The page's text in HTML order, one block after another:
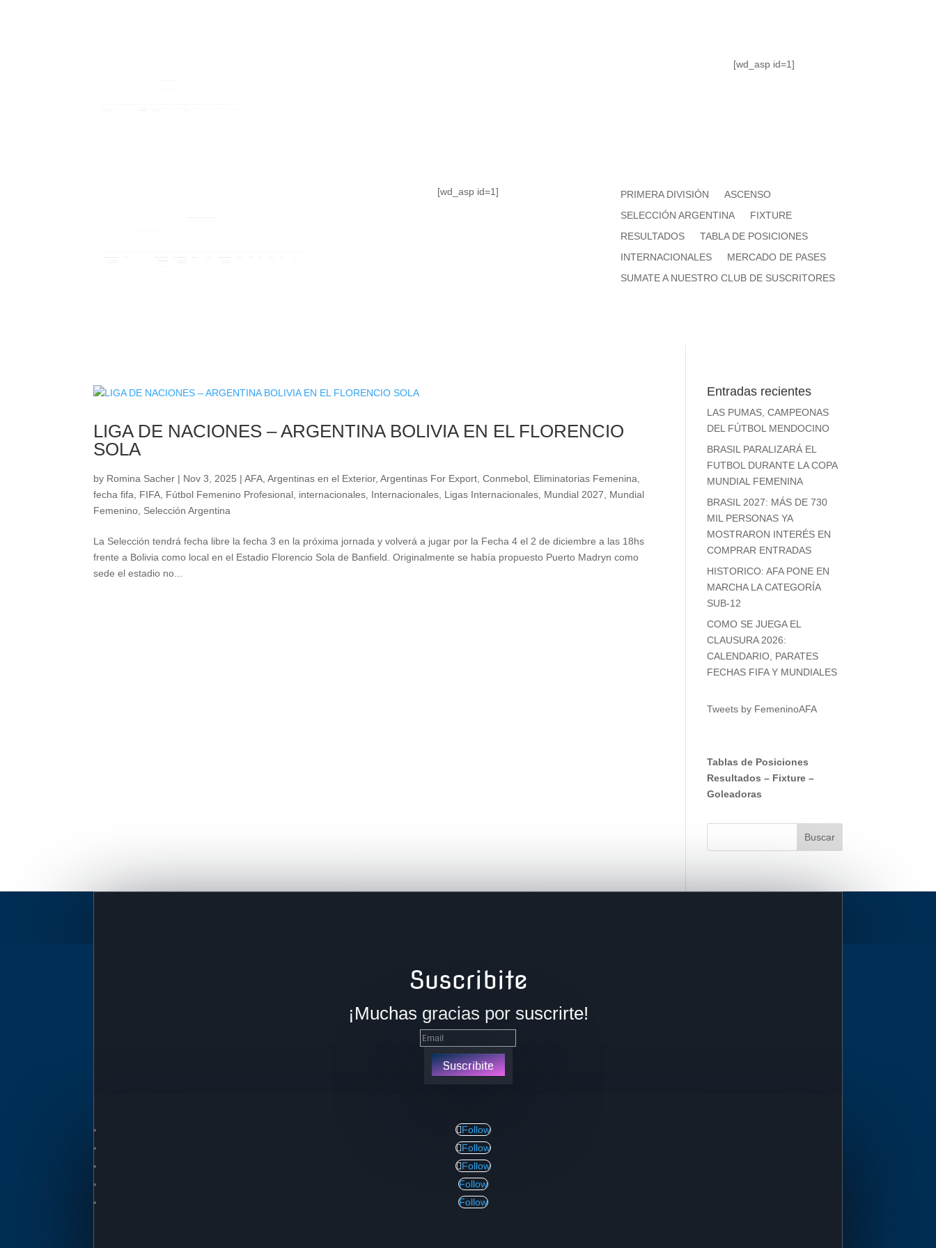
[wd_asp id=1]
[wd_asp id=1] PRIMERA DIVISIÓN
ASCENSO
SELECCIÓN ARGENTINA
FIXTURE
RESULTADOS
TABLA DE POSICIONES
INTERNACIONALES
MERCADO DE PASES
SUMATE A NUESTRO CLUB DE SUSCRITORES
LIGA DE NACIONES – ARGENTINA BOLIVIA EN EL FLORENCIO
SOLA
by Romina Sacher | Nov 3, 2025 |AFA ,Argentinas en el Exterior,Argentinas For Export ,Conmebol Eliminatorias Femenina
fecha fifa
FIFA Fútbol Femenino Profesional internacionales Internacionales Ligas Internacionales Mundial 2027
Mundial
Femenino Selección Argentina
La Selección tendrá fecha libre la fecha 3 en la próxima jornada y volverá a jugar por la Fecha 4 el 2 de diciembre a las 18hs
frente a Bolivia como local en el Estadio Florencio Sola de Banfield. Originalmente se había propuesto Puerto Madryn como
sede el estadio no...
Entradas recientes
LAS PUMAS, CAMPEONAS
DEL FÚTBOL MENDOCINO
BRASIL PARALIZARÁ EL
FUTBOL DURANTE LA COPA
MUNDIAL FEMENINA
BRASIL 2027: MÁS DE 730
MIL PERSONAS YA
MOSTRARON INTERÉS EN
COMPRAR ENTRADAS
HISTORICO: AFA PONE EN
MARCHA LA CATEGORÍA
SUB-12
COMO SE JUEGA EL
CLAUSURA 2026:
CALENDARIO, PARATES
FECHAS FIFA Y MUNDIALES
Tweets by FemeninoAFA
Tablas de Posiciones
Resultados – Fixture –
Goleadoras
Suscribite
¡Muchas gracias por suscrirte!
Suscribite
Follow
Follow
Follow
Follow
Follow